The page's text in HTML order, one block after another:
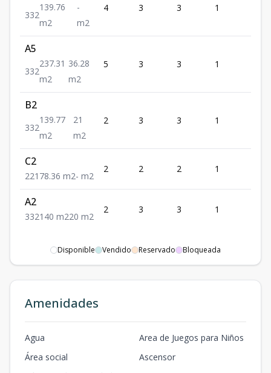
332
139.76
m2
-
m2
4 3 3 1
A5
332
237.31
m2
36.28
m2
5 3 3 1
B2
332
139.77
m2
21
m2
2 3 3 1
C2
221 78.36 m2- m2
2 2 2 1
A2
332140 m220 m2
2 3 3 1
Disponible Vendido Reservado Bloqueada
Amenidades
Agua
Area de Juegos para Niños
Área social
Ascensor